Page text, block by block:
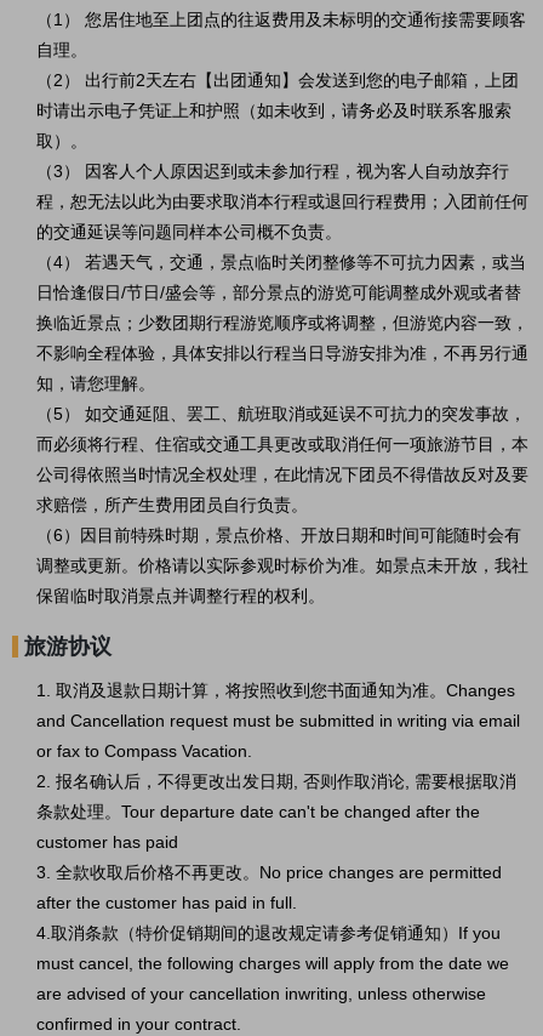
（1） 您居住地至上团点的往返费用及未标明的交通衔接需要顾客
自理。
（2） 出行前2天左右【出团通知】会发送到您的电子邮箱，上团
时请出示电子凭证上和护照（如未收到，请务必及时联系客服索
取）。
（3） 因客人个人原因迟到或未参加行程，视为客人自动放弃行
程，恕无法以此为由要求取消本行程或退回行程费用；入团前任何
的交通延误等问题同样本公司概不负责。
（4） 若遇天气，交通，景点临时关闭整修等不可抗力因素，或当
日恰逢假日/节日/盛会等，部分景点的游览可能调整成外观或者替
换临近景点；少数团期行程游览顺序或将调整，但游览内容一致，
不影响全程体验，具体安排以行程当日导游安排为准，不再另行通
知，请您理解。
（5） 如交通延阻、罢工、航班取消或延误不可抗力的突发事故，
而必须将行程、住宿或交通工具更改或取消任何一项旅游节目，本
公司得依照当时情况全权处理，在此情况下团员不得借故反对及要
求赔偿，所产生费用团员自行负责。
（6）因目前特殊时期，景点价格、开放日期和时间可能随时会有
调整或更新。价格请以实际参观时标价为准。如景点未开放，我社
保留临时取消景点并调整行程的权利。
旅游协议
1. 取消及退款日期计算，将按照收到您书面通知为准。Changes
and Cancellation request must be submitted in writing via email
or fax to Compass Vacation.
2. 报名确认后，不得更改出发日期, 否则作取消论, 需要根据取消
条款处理。Tour departure date can't be changed after the
customer has paid
3. 全款收取后价格不再更改。No price changes are permitted
after the customer has paid in full.
4.取消条款（特价促销期间的退改规定请参考促销通知）If you
must cancel, the following charges will apply from the date we
are advised of your cancellation inwriting, unless otherwise
confirmed in your contract.